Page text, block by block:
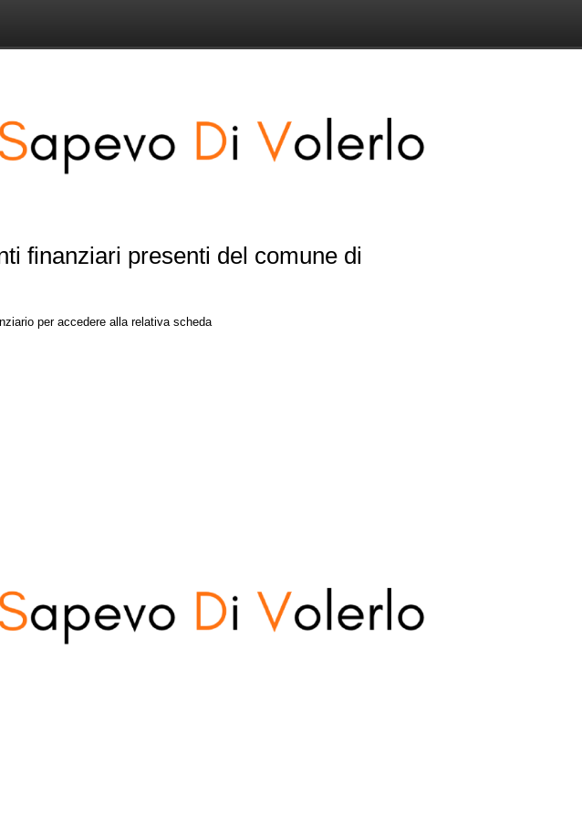
finanziari presenti del comune di
per accedere alla relativa scheda